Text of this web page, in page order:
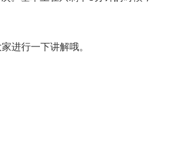
进行一下讲解哦。